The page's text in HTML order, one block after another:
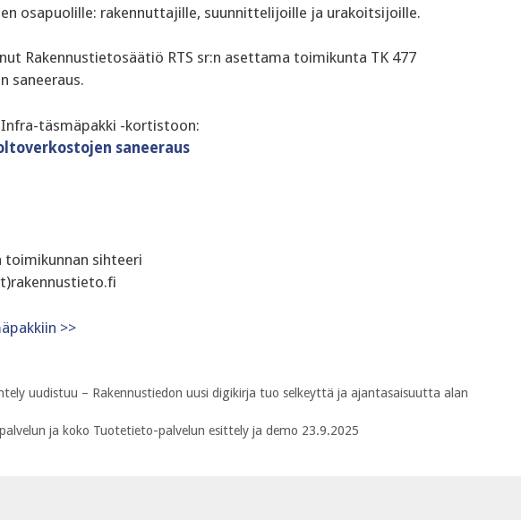
osapuolille: rakennuttajille, suunnittelijoille ja urakoitsijoille.
Rakennustietosäätiö RTS sr:n asettama toimikunta TK 477
saneeraus.
täsmäpakki -kortistoon:
saneeraus
sihteeri
>>
uudistuu – Rakennustiedon uusi digikirja tuo selkeyttä ja ajantasaisuutta alan
ja koko Tuotetieto-palvelun esittely‍ ja demo 23.9.2025